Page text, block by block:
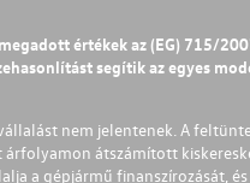
értékek az (EG) 715/
segítik az egyes
nem jelentenek. A
átszámított
a gépjármű finanszírozását,